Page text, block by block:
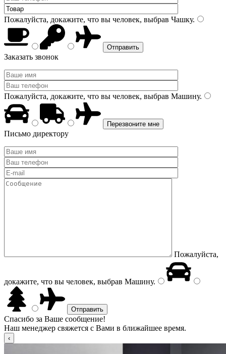
Пожалуйста, докажите, что вы человек, выбрав Чашку.
Заказать звонок
Пожалуйста, докажите, что вы человек, выбрав Машину.
Письмо директору
Пожалуйста,
докажите, что вы человек, выбрав Машину.
Спасибо за Ваше сообщение!
Наш менеджер свяжется с Вами в ближайшее время.